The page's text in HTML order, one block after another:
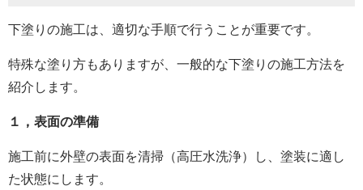
下塗りの施工は、適切な手順で行うことが重要です。
特殊な塗り方もありますが、一般的な下塗りの施工方法を
紹介します。
１，表面の準備
施工前に外壁の表面を清掃（高圧水洗浄）し、塗装に適し
た状態にします。